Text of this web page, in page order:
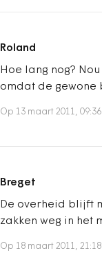
Roland
Hoe lang nog?
omdat de gewone
Op 13 maart 2011, 09:36
Breget
De overheid blijft
zakken weg in het
Op 18 maart 2011, 21:18